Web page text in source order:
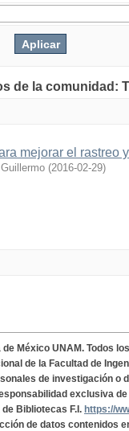
de la comunidad:
mejorar el rastreo
(2016-02-29)
México UNAM. Todos
de la Facultad de
de investigación o
exclusiva
Bibliotecas F.I. https://
de datos contenidos